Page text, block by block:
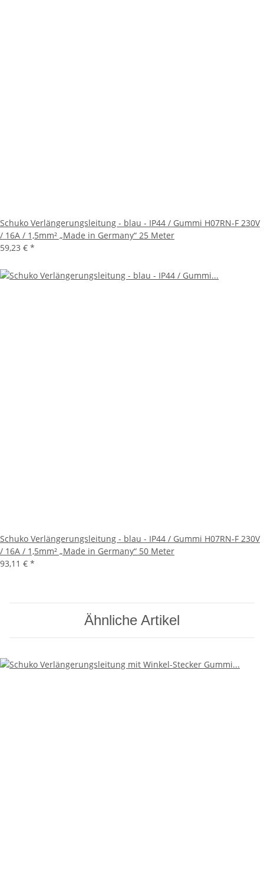
Schuko Verlängerungsleitung - blau - IP44 / Gummi H07RN-F 230V
/ 16A / 1,5mm² „Made in Germany“ 25 Meter
59,23 € *
Schuko Verlängerungsleitung - blau - IP44 / Gummi H07RN-F 230V
/ 16A / 1,5mm² „Made in Germany“ 50 Meter
93,11 € *
Ähnliche Artikel